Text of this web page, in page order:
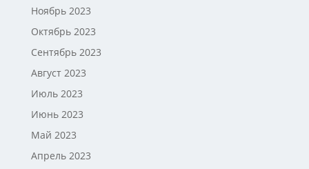
Ноябрь 2023
Октябрь 2023
Сентябрь 2023
Август 2023
Июль 2023
Июнь 2023
Май 2023
Апрель 2023